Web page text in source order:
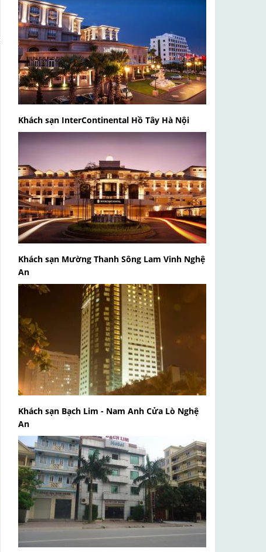
Khách sạn InterContinental Hồ Tây Hà Nội
Khách sạn Mường Thanh Sông Lam Vinh Nghệ
An
Khách sạn Bạch Lim - Nam Anh Cửa Lò Nghệ
An